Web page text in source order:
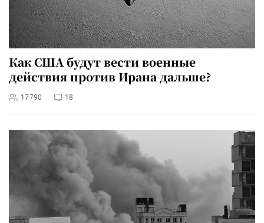
Как США будут вести военные
действия против Ирана дальше?
17790 18